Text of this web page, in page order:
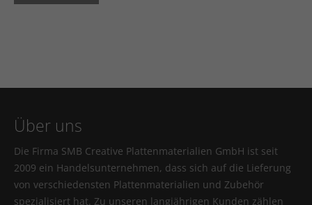
Über uns
Die Firma SMB Creative Plattenmaterialien GmbH ist seit
2009 ein Handelsunternehmen, dass sich auf die Lieferung
von verschiedensten Plattenmaterialien und Zubehör
spezialisiert hat. Zu unseren langjährigen Kunden zählen